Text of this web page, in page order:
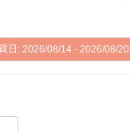
日: 2026/08/14 - 2026/08/20